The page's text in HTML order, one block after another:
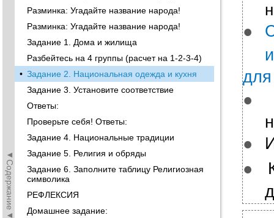
◄Содержание◄
Разминка: Угадайте название народа!
Разминка: Угадайте название народа!
Задание 1. Дома и жилища
Разбейтесь на 4 группы (расчет на 1-2-3-4)
• Задание 2. Национальная одежда и кухня
Задание 3. Установите соответствие
Ответы:
Проверьте себя! Ответы:
Задание 4. Национальные традиции
Задание 5. Религия и обряды
Задание 6. Заполните таблицу Религиозная
символика
РЕФЛЕКСИЯ
Домашнее задание:
●
●
●
●